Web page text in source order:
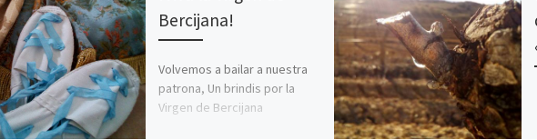
Bercijana!
Volvemos a bailar a nuestra
patrona, Un brindis por la
Virgen de Bercijana